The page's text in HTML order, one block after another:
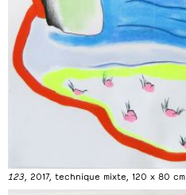
123, 2017, technique mixte, 120 x 80 cm